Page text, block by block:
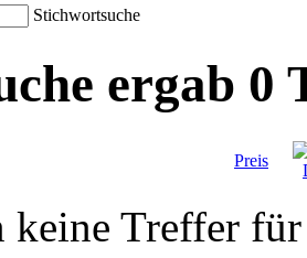
Stichwortsuche
ergab 0
Preis
keine Treffer